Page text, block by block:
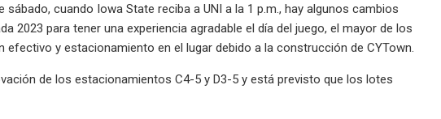
cuando Iowa State reciba a UNI a la 1 p.m., hay algunos cambios
para tener una experiencia agradable el día del juego, el mayor de los
y estacionamiento en el lugar debido a la construcción de CYTown.
de los estacionamientos C4-5 y D3-5 y está previsto que los lotes